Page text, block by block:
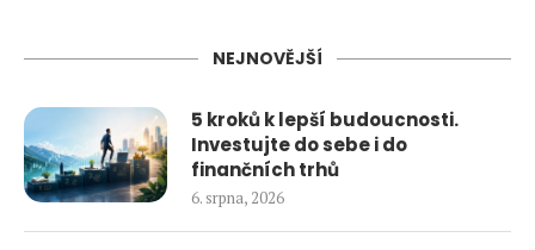
NEJNOVĚJŠÍ
5 kroků k lepší budoucnosti.
Investujte do sebe i do
finančních trhů
6. srpna, 2026